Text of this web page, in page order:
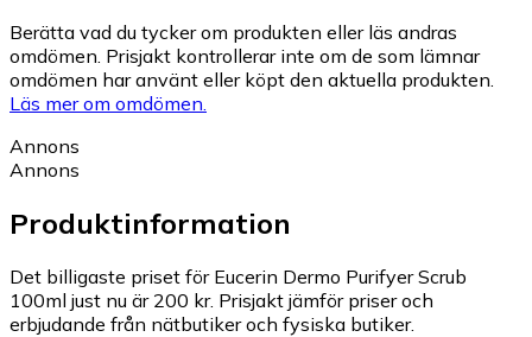
Berätta vad du tycker om produkten eller läs andras
omdömen. Prisjakt kontrollerar inte om de som lämnar
omdömen har använt eller köpt den aktuella produkten.
Läs mer om omdömen.
Annons
Annons
Produktinformation
Det billigaste priset för Eucerin Dermo Purifyer Scrub
100ml just nu är 200 kr. Prisjakt jämför priser och
erbjudande från nätbutiker och fysiska butiker.